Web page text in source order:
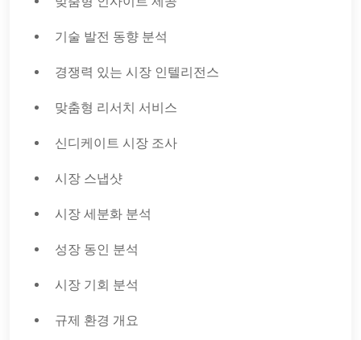
기술 발전 동향 분석
경쟁력 있는 시장 인텔리전스
맞춤형 리서치 서비스
신디케이트 시장 조사
시장 스냅샷
시장 세분화 분석
성장 동인 분석
시장 기회 분석
규제 환경 개요